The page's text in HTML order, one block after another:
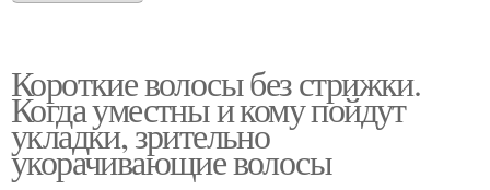
Короткие волосы без стрижки.
Когда уместны и кому пойдут
укладки, зрительно
укорачивающие волосы